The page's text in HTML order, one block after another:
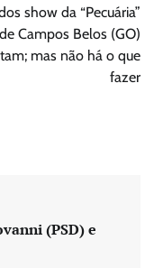
show da “Pecuária”
de Campos Belos (GO)
mas não há o que
fazer
(PSD) e